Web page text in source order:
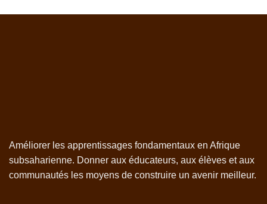
Améliorer les apprentissages fondamentaux en Afrique
subsaharienne. Donner aux éducateurs, aux élèves et aux
communautés les moyens de construire un avenir meilleur.